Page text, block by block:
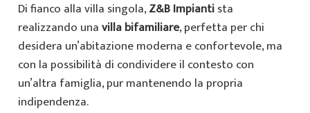
Di fianco alla villa singola,Z&B Impiantista
realizzando unavilla bifamiliare, perfetta per chi
desidera un’abitazione moderna e confortevole, ma
con la possibilità di condividere il contesto con
un’altra famiglia, pur mantenendo la propria
indipendenza.